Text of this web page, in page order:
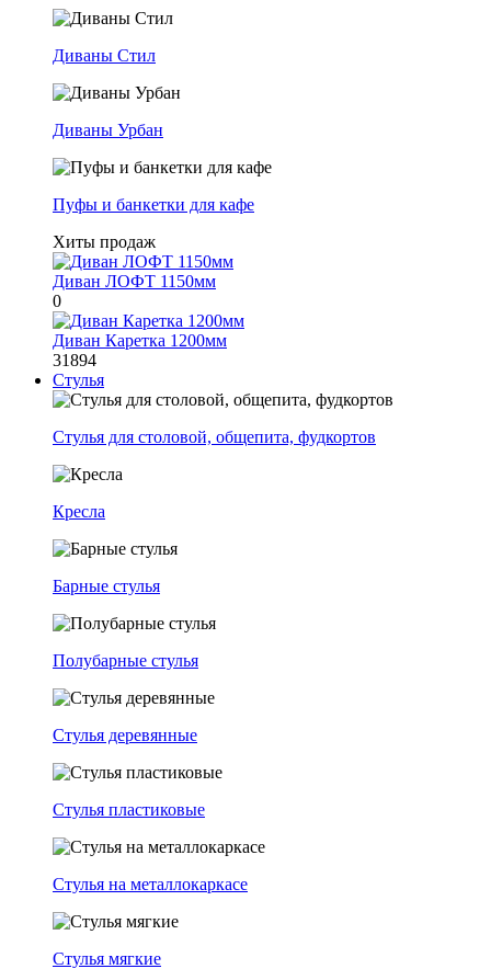
Диваны Стил
Диваны Урбан
Пуфы и банкетки для кафе
Хиты продаж
Диван ЛОФТ 1150мм
0
Диван Каретка 1200мм
31894
Стулья
Стулья для столовой, общепита, фудкортов
Кресла
Барные стулья
Полубарные стулья
Стулья деревянные
Стулья пластиковые
Стулья на металлокаркасе
Стулья мягкие